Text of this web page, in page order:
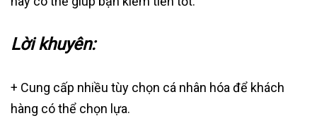
Lời khuyên:
+ Cung cấp nhiều tùy chọn cá nhân hóa để khách
hàng có thể chọn lựa.